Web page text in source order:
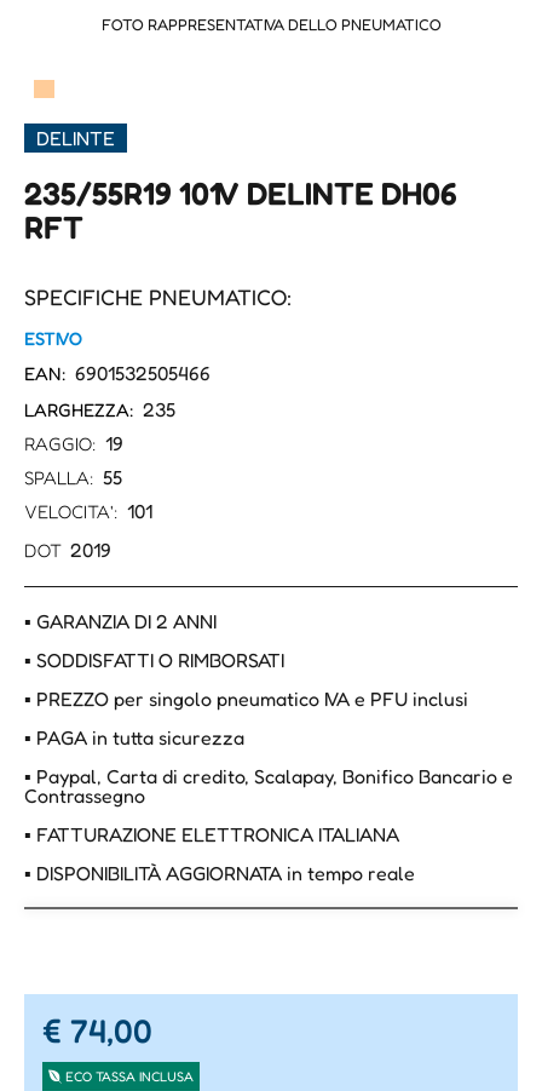
FOTO RAPPRESENTATIVA DELLO PNEUMATICO
▀
DELINTE
235/55R19 101V DELINTE DH06
RFT
SPECIFICHE PNEUMATICO:
ESTIVO
EAN: 6901532505466
LARGHEZZA: 235
RAGGIO: 19
SPALLA: 55
VELOCITA': 101
DOT 2019
▪ GARANZIA DI 2 ANNI
▪ SODDISFATTI O RIMBORSATI
▪ PREZZO per singolo pneumatico IVA e PFU inclusi
▪ PAGA in tutta sicurezza
▪ Paypal, Carta di credito, Scalapay, Bonifico Bancario e
Contrassegno
▪ FATTURAZIONE ELETTRONICA ITALIANA
▪ DISPONIBILITÀ AGGIORNATA in tempo reale
€ 74,00
ECO TASSA INCLUSA